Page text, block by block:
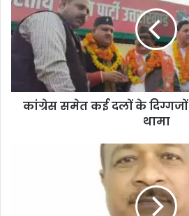
कांग्रेस समेत कई दलों के
थामा